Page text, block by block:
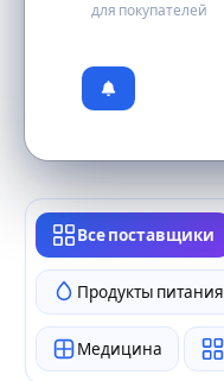
для покупателей
Все поставщики
Продукты питания
Медицина